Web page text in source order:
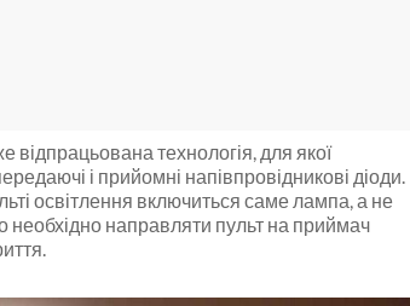
технологія, для якої
і прийомні напівпровідникові діоди.
освітлення включиться саме лампа, а не
необхідно направляти пульт на приймач